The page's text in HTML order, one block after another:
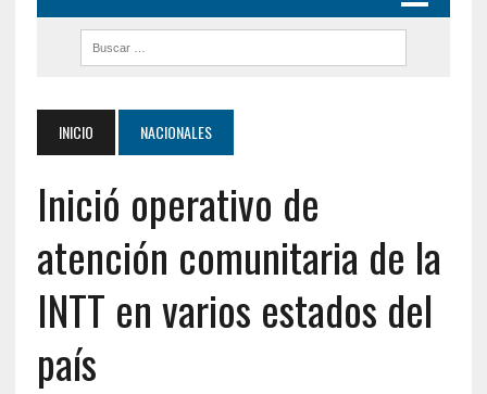
INICIO NACIONALES
Inició operativo de
atención comunitaria de la
INTT en varios estados del
país